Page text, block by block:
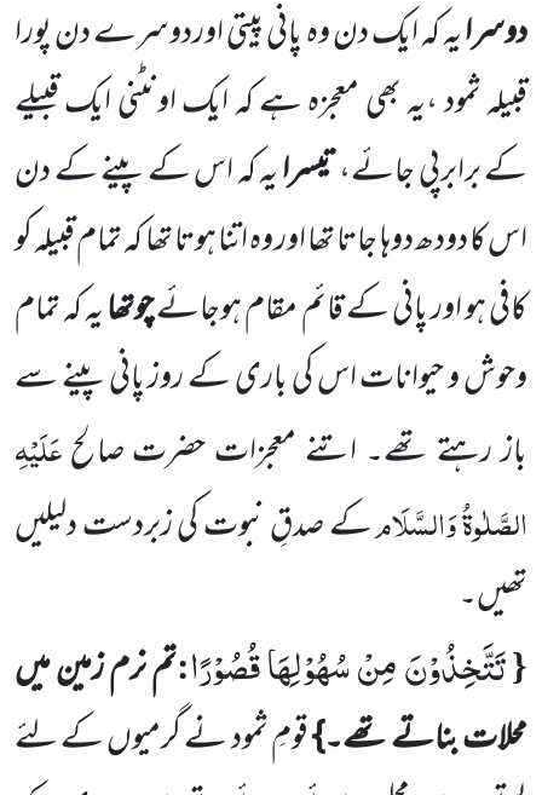
دوسرایہ کہ ایک دن وہ پانی پیتی اوردوسرے دن پورا
قبیلہ ثمود ،یہ بھی معجزہ ہے کہ ایک اونٹنی ایک قبیلے
کے برابرپی جائے،تیسرایہ کہ اس کے پینے کے دن
اس کا دودھ دوہا جاتا تھا اور وہ اتنا ہوتا تھا کہ تمام قبیلہ کو
کافی ہو اور پانی کے قائم مقام ہوجائےچوتھایہ کہ تمام
وحوش و حیوانات اس کی باری کے روز پانی پینے سے
باز رہتے تھے۔ اتنے معجزات حضرت صالحعَلَیْہِ
الصَّلٰوۃُ وَالسَّلَامکے صدقِ نبوت کی زبردست دلیلیں
تھیں۔
{تَتَّخِذُوْنَ مِنْ سُهُوْلِهَا قُصُوْرًا:تم نرم زمین میں
محلات بناتے تھے۔}قومِ ثمود نے گرمیوں کے لئے